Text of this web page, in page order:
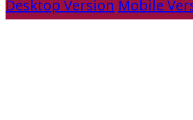
Desktop Version Mobile